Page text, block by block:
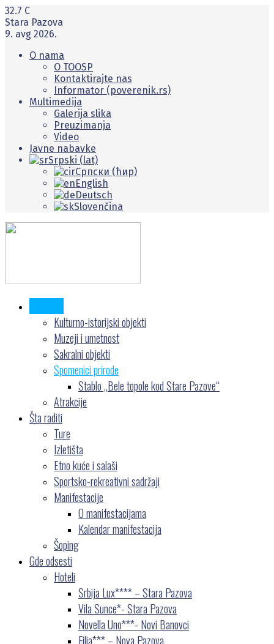
32.7 C
Stara Pazova
9. avg 2026.
O nama
O TOOSP
Kontaktirajte nas
Informator (poverenik.rs)
Multimedija
Galerija slika
Preuzimanja
Video
Javne nabavke
Srpski (lat)
Српски (ћир)
English
Deutsch
Slovenčina
Kulturno-istorijski objekti
Muzeji i umetnost
Sakralni objekti
Spomenici prirode
Stablo „Bele topole kod Stare Pazove“
Atrakcije
Šta raditi
Ture
Izletišta
Etno kuće i salaši
Sportsko-rekreativni sadržaji
Manifestacije
O manifestacijama
Kalendar manifestacija
Šoping
Gde odsesti
Hoteli
Srbija Lux**** – Stara Pazova
Vila Sunce*- Stara Pazova
Novella Uno***- Novi Banovci
Filia*** – Nova Pazova